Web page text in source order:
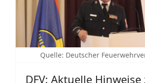
Quelle: Deutscher
DFV: Aktuelle Hinweise